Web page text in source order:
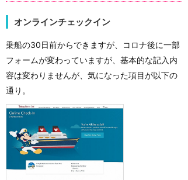
オンラインチェックイン
乗船の30日前からできますが、コロナ後に一部
フォームが変わっていますが、基本的な記入内
容は変わりませんが、気になった項目が以下の
通り。